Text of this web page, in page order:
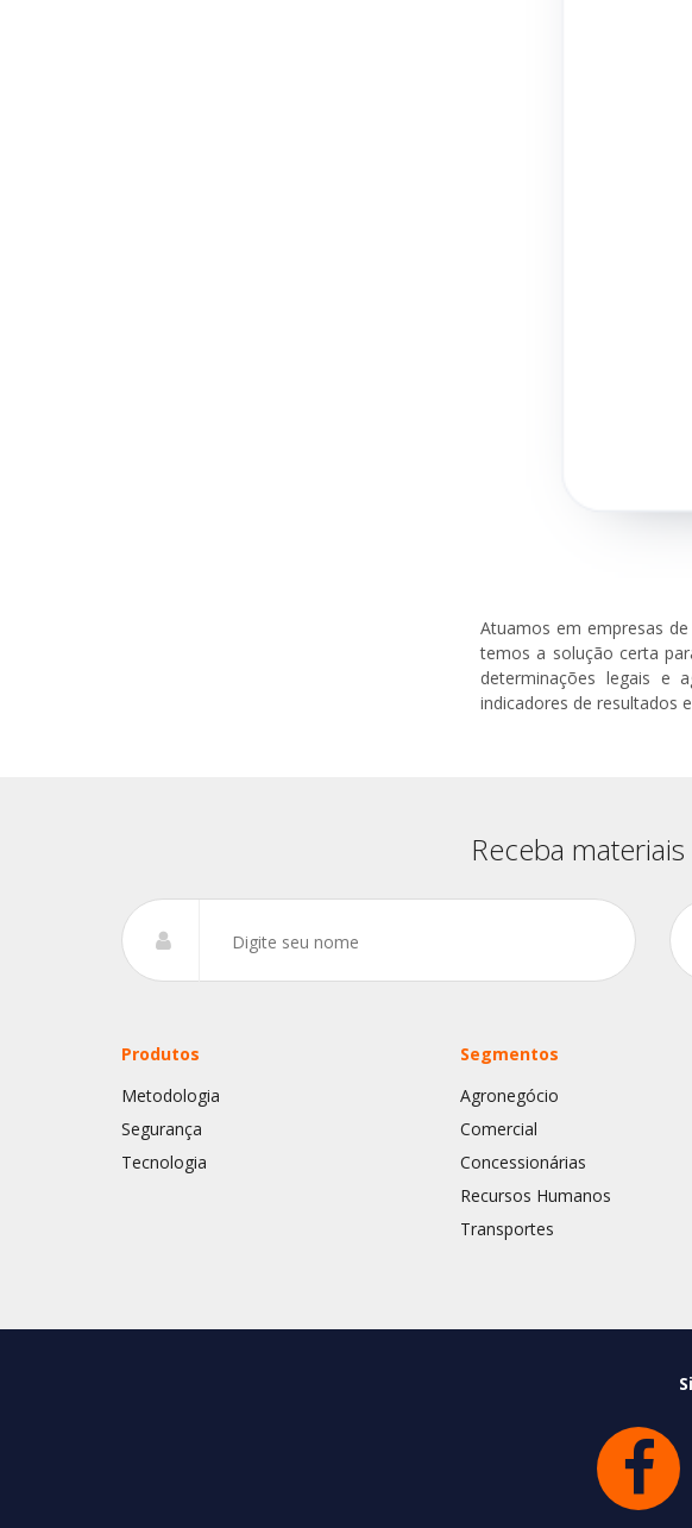
Atuamos em empresas
temos a solução certa
determinações legais e
indicadores de resultados
Receba
Produtos
Metodologia
Segurança
Tecnologia
Segmentos
Agronegócio
Comercial
Concessionárias
Recursos Humanos
Transportes